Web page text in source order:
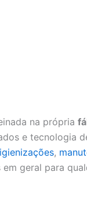
na própria
e tecnologia
,
em geral para